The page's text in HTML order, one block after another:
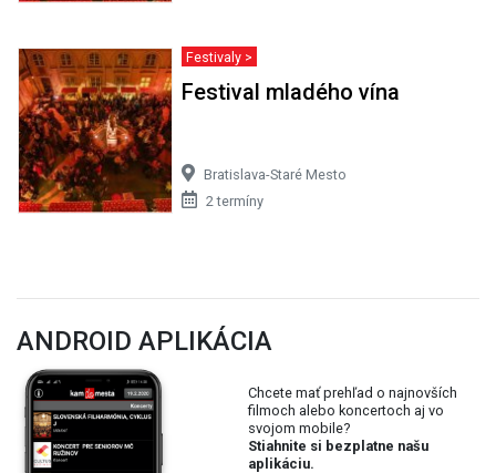
Festivaly >
Festival mladého vína
Bratislava-Staré Mesto
2 termíny
ANDROID APLIKÁCIA
Chcete mať prehľad o najnovších
filmoch alebo koncertoch aj vo
svojom mobile?
Stiahnite si bezplatne našu
aplikáciu.